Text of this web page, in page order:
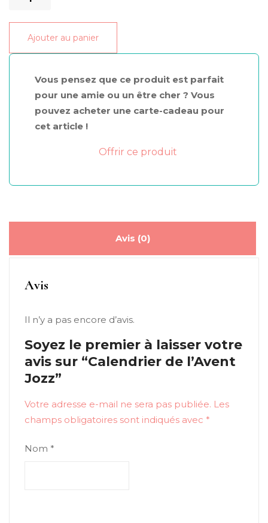
Calendrier
l'Avent
Ajouter au panier
Vous pensez que ce produit est parfait
pour une amie ou un être cher ? Vous
pouvez acheter une carte-cadeau pour
cet article !
Offrir ce produit
Avis (0)
Avis
Il n’y a pas encore d’avis.
Soyez le premier à laisser votre
avis sur “Calendrier de l’Avent
Jozz”
Votre adresse e-mail ne sera pas publiée. Les
champs obligatoires sont indiqués avec *
Nom *